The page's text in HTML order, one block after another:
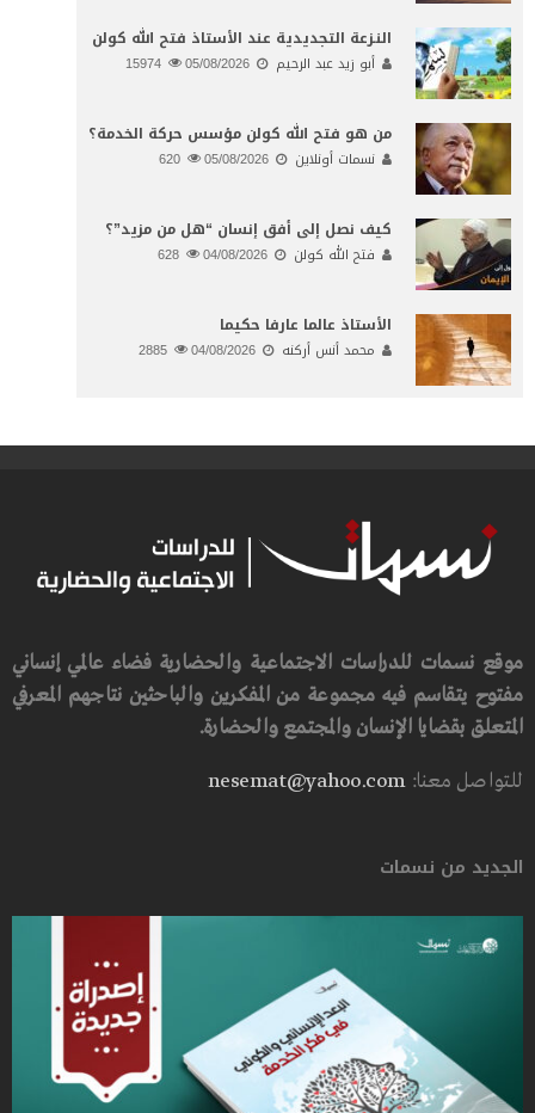
النـزعة التجديدية عند الأستاذ فتح الله كولن
أبو زيد عبد الرحيم 05/08/2026
من هو فتح الله كولن مؤسس حركة الخدمة؟
نسمات أونلاين 05/08/2026
كيف نصل إلى أفق إنسان “هل من مزيد”؟
فتح الله كولن 04/08/2026
الأستاذ عالما عارفا حكيما
محمد أنس أركنه 04/08/2026
موقع نسمات للدراسات الاجتماعية والحضارية فضاء عالمي إنساني
مفتوح يتقاسم فيه مجموعة من المفكرين والباحثين نتاجهم المعرفي
المتعلق بقضايا الإنسان والمجتمع والحضارة.
للتواصل معنا:nesemat@yahoo.com
الجديد من نسمات